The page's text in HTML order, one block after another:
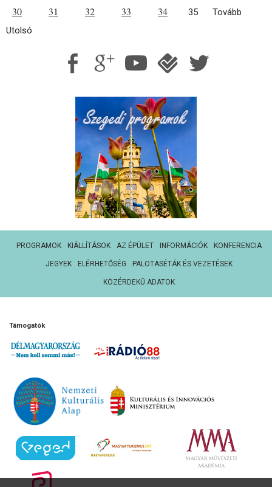
30
31 32 33 34 35
Tovább
Utolsó
PROGRAMOK KIÁLLÍTÁSOK AZ ÉPÜLET INFORMÁCIÓK KONFERENCIA
JEGYEK ELÉRHETŐSÉG PALOTASÉTÁK ÉS VEZETÉSEK
KÖZÉRDEKŰ ADATOK
Támogatók